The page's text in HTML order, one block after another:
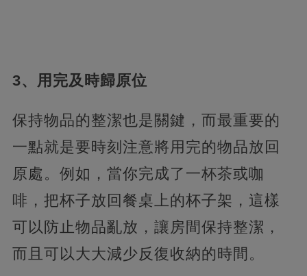
3、用完及時歸原位
保持物品的整潔也是關鍵，而最重要的
一點就是要時刻注意將用完的物品放回
原處。例如，當你完成了一杯茶或咖
啡，把杯子放回餐桌上的杯子架，這樣
可以防止物品亂放，讓房間保持整潔，
而且可以大大減少反復收納的時間。